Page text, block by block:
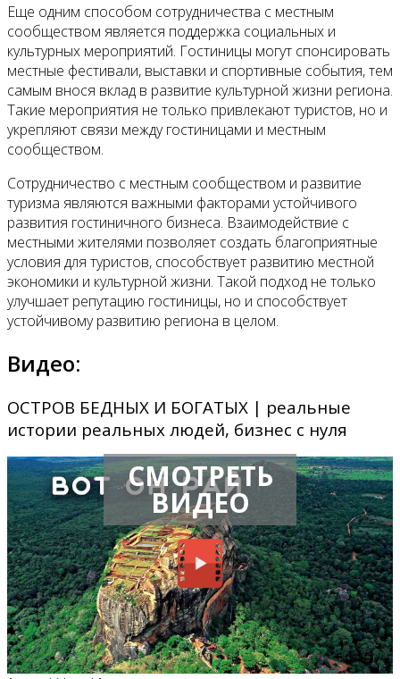
Еще одним способом сотрудничества с местным
сообществом является поддержка социальных и
культурных мероприятий. Гостиницы могут спонсировать
местные фестивали, выставки и спортивные события, тем
самым внося вклад в развитие культурной жизни региона.
Такие мероприятия не только привлекают туристов, но и
укрепляют связи между гостиницами и местным
сообществом.
Сотрудничество с местным сообществом и развитие
туризма являются важными факторами устойчивого
развития гостиничного бизнеса. Взаимодействие с
местными жителями позволяет создать благоприятные
условия для туристов, способствует развитию местной
экономики и культурной жизни. Такой подход не только
улучшает репутацию гостиницы, но и способствует
устойчивому развитию региона в целом.
Видео:
ОСТРОВ БЕДНЫХ И БОГАТЫХ | реальные
истории реальных людей, бизнес с нуля
СМОТРЕТЬ
ВИДЕО